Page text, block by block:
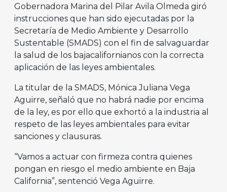
Gobernadora Marina del Pilar Avila Olmeda giró
instrucciones que han sido ejecutadas por la
Secretaría de Medio Ambiente y Desarrollo
Sustentable (SMADS) con el fin de salvaguardar
la salud de los bajacalifornianos con la correcta
aplicación de las leyes ambientales.
La titular de la SMADS, Mónica Juliana Vega
Aguirre, señaló que no habrá nadie por encima
de la ley, es por ello que exhortó a la industria al
respeto de las leyes ambientales para evitar
sanciones y clausuras.
“Vamos a actuar con firmeza contra quienes
pongan en riesgo el medio ambiente en Baja
California”, sentenció Vega Aguirre.